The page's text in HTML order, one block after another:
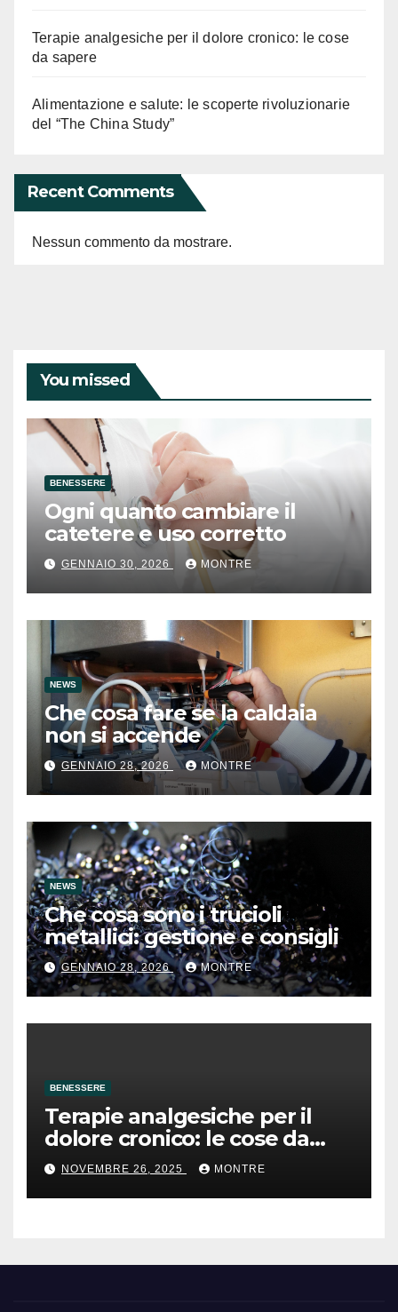
Terapie analgesiche per il dolore cronico: le cose
da sapere
Alimentazione e salute: le scoperte rivoluzionarie
del “The China Study”
Recent Comments
Nessun commento da mostrare.
You missed
BENESSERE
Ogni quanto cambiare il
catetere e uso corretto
GENNAIO 30, 2026 MONTRE
NEWS
Che cosa fare se la caldaia
non si accende
GENNAIO 28, 2026 MONTRE
NEWS
Che cosa sono i trucioli
metallici: gestione e consigli
GENNAIO 28, 2026 MONTRE
BENESSERE
Terapie analgesiche per il
dolore cronico: le cose da
sapere
NOVEMBRE 26, 2025 MONTRE